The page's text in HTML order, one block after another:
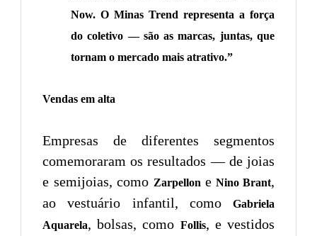
Now. O Minas Trend representa a força
do coletivo — são as marcas, juntas, que
tornam o mercado mais atrativo.”
Vendas em alta
Empresas de diferentes segmentos
comemoraram os resultados — de joias
e semijoias, como Zarpellon e Nino Brant,
ao vestuário infantil, como
Gabriela
Aquarela, bolsas, como Follis, e vestidos